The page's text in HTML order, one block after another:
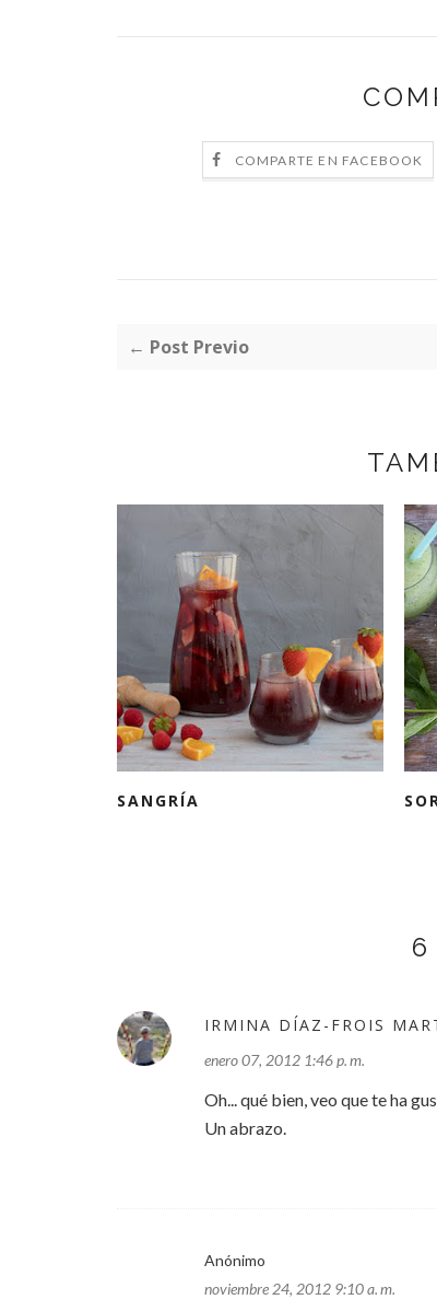
COMPARTE EN FACEBOOK
← Post Previo
SANGRÍA
6
IRMINA DÍAZ-FROIS
enero 07, 2012 1:46 p. m.
Oh... qué bien, veo que te ha
Un abrazo.
Anónimo
noviembre 24, 2012 9:10 a. m.